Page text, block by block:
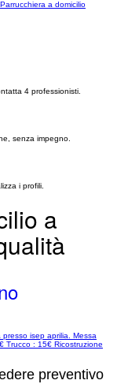
Parrucchiera a domicilio
4 professionisti.
senza impegno.
i profili.
a
isep aprilia. Messa
Trucco : 15€ Ricostruzione
preventivo